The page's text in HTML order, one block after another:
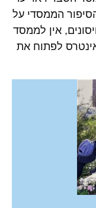
הממסדי על
אין לממסד
לפתוח את